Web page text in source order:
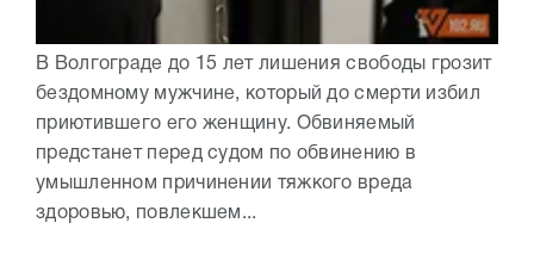
В Волгограде до 15 лет лишения свободы грозит
бездомному мужчине, который до смерти избил
приютившего его женщину. Обвиняемый
предстанет перед судом по обвинению в
умышленном причинении тяжкого вреда
здоровью, повлекшем...